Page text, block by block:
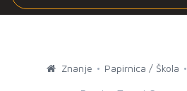
Znanje Papirnica / Škola